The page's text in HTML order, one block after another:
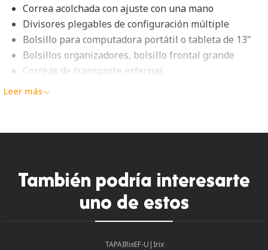
Correa acolchada con ajuste con una mano
Divisores plegables de configuración múltiple
Bolsillo para computadora portátil o tableta de 13"
Bolsillos organizadores, bolsillo frontal grande
Correas de transporte externas
Puntos de fijación de clips de captura
Se pliega plano, empacable
V2 Resumen
El Everyday Sling v2de 10L de color ceniza de
es una opción de transporte versátil con una
Leer más
También podría interesarte
uno de estos
TAPAIRixEF-U | Irix